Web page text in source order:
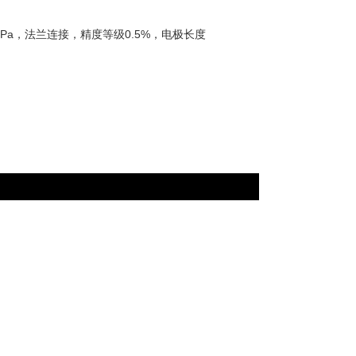
，法兰连接，精度等级0.5%，电极长度